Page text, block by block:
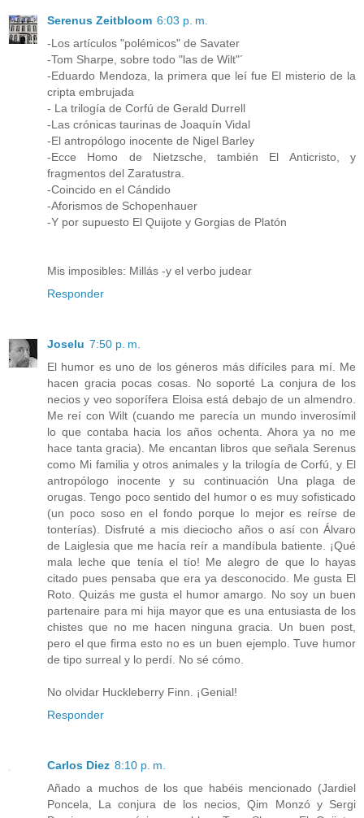
Serenus Zeitbloom 6:03 p. m.
-Los artículos "polémicos" de Savater
-Tom Sharpe, sobre todo "las de Wilt"´
-Eduardo Mendoza, la primera que leí fue El misterio de la
cripta embrujada
- La trilogía de Corfú de Gerald Durrell
-Las crónicas taurinas de Joaquín Vidal
-El antropólogo inocente de Nigel Barley
-Ecce Homo de Nietzsche, también El Anticristo, y
fragmentos del Zaratustra.
-Coincido en el Cándido
-Aforismos de Schopenhauer
-Y por supuesto El Quijote y Gorgias de Platón
Mis imposibles: Millás -y el verbo judear
Responder
Joselu 7:50 p. m.
El humor es uno de los géneros más difíciles para mí. Me
hacen gracia pocas cosas. No soporté La conjura de los
necios y veo soporífera Eloisa está debajo de un almendro.
Me reí con Wilt (cuando me parecía un mundo inverosímil
lo que contaba hacia los años ochenta. Ahora ya no me
hace tanta gracia). Me encantan libros que señala Serenus
como Mi familia y otros animales y la trilogía de Corfú, y El
antropólogo inocente y su continuación Una plaga de
orugas. Tengo poco sentido del humor o es muy sofisticado
(un poco soso en el fondo porque lo mejor es reírse de
tonterías). Disfruté a mis dieciocho años o así con Álvaro
de Laiglesia que me hacía reír a mandíbula batiente. ¡Qué
mala leche que tenía el tío! Me alegro de que lo hayas
citado pues pensaba que era ya desconocido. Me gusta El
Roto. Quizás me gusta el humor amargo. No soy un buen
partenaire para mi hija mayor que es una entusiasta de los
chistes que no me hacen ninguna gracia. Un buen post,
pero el que firma esto no es un buen ejemplo. Tuve humor
de tipo surreal y lo perdí. No sé cómo.
No olvidar Huckleberry Finn. ¡Genial!
Responder
Carlos Diez 8:10 p. m.
Añado a muchos de los que habéis mencionado (Jardiel
Poncela, La conjura de los necios, Qim Monzó y Sergi